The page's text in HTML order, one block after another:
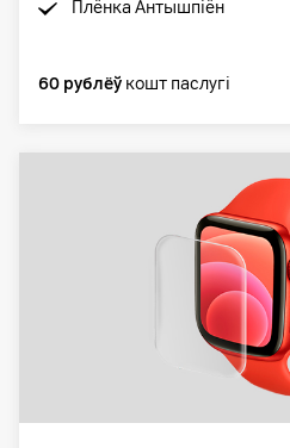
Плёнка Антышпіён
60 рублёў кошт паслугі